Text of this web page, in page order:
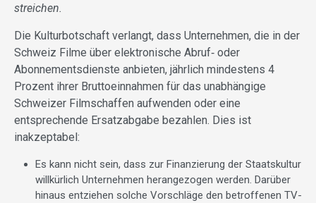
streichen.
Die Kulturbotschaft verlangt, dass Unternehmen, die in der
Schweiz Filme über elektronische Abruf‐ oder
Abonnementsdienste anbieten, jährlich mindestens 4
Prozent ihrer Bruttoeinnahmen für das unabhängige
Schweizer Filmschaffen aufwenden oder eine
entsprechende Ersatzabgabe bezahlen. Dies ist
inakzeptabel:
Es kann nicht sein, dass zur Finanzierung der Staatskultur
willkürlich Unternehmen herangezogen werden. Darüber
hinaus entziehen solche Vorschläge den betroffenen TV-